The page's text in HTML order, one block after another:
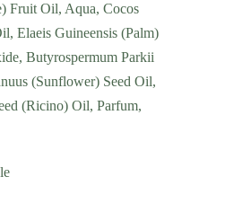
Fruit Oil, Aqua, Cocos
Elaeis Guineensis (Palm)
Butyrospermum Parkii
(Sunflower) Seed Oil,
(Ricino) Oil, Parfum,